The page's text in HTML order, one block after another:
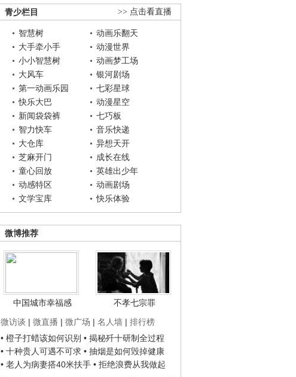
>> 点击看直播
青少栏目
智慧树
动画乐翻天
大手牵小手
动漫世界
小小智慧树
动画梦工场
大风车
银河剧场
第一动画乐园
七彩星球
快乐大巴
动漫星空
新闻袋袋裤
七巧板
智力快车
音乐快递
大仓库
异想天开
芝麻开门
成长在线
童心回放
英雄出少年
动感特区
动画剧场
文学宝库
快乐体验
微博推荐
中国城市幸福感
不孝七宗罪
微访谈 | 微直播 | 微广场 | 名人墙 | 排行榜
• 橙子打蜡该如何识别 • 揭秘歼十研制全过程
• 十种贵人可遇不可求 • 抽烟是如何毁掉健康
• 老人为病妻搭40米扶手 • 拒绝浪费从我做起